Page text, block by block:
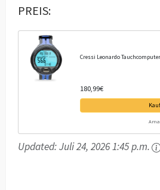
PREIS:
Cressi Leonardo Tauchcomputer
180,99€
Updated:Juli 24, 2026 1:45 p.m.